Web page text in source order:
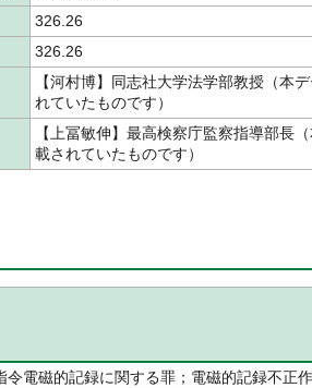
326.26
326.26
【河村博】同志社大学法学部教授（本
れていたものです）
【上冨敏伸】最高検察庁監察指導部長
載されていたものです）
電磁的記録に関する罪；電磁的記録不正